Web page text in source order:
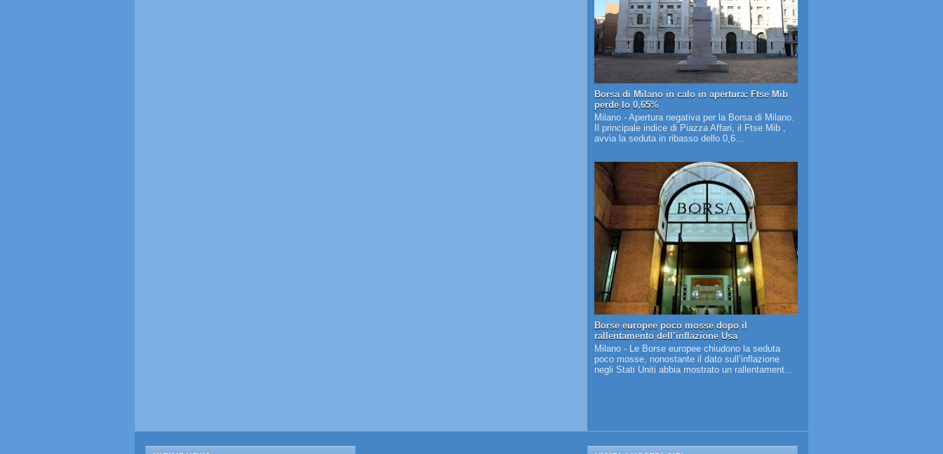
Borsa di Milano in calo in apertura: Ftse Mib
perde lo 0,65%
Milano - Apertura negativa per la Borsa di Milano.
Il principale indice di Piazza Affari, il Ftse Mib ,
avvia la seduta in ribasso dello 0,6...
Borse europee poco mosse dopo il
rallentamento dell’inflazione Usa
Milano - Le Borse europee chiudono la seduta
poco mosse, nonostante il dato sull’inflazione
negli Stati Uniti abbia mostrato un rallentament...